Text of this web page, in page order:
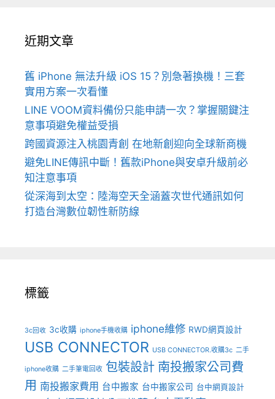
近期文章
舊 iPhone 無法升級 iOS 15？別急著換機！三套
實用方案一次看懂
LINE VOOM資料備份只能申請一次？掌握關鍵注
意事項避免權益受損
跨國資源注入桃園青創 在地新創迎向全球新商機
避免LINE傳訊中斷！舊款iPhone與安卓升級前必
知注意事項
從深海到太空：陸海空天全涵蓋次世代通訊如何
打造台灣數位韌性新防線
標籤
3c回收 3c收購 iphone手機收購 iphone維修 RWD網頁設計
USB CONNECTOR USB CONNECTOR.收購3c 二手
iphone收購 二手筆電回收 包裝設計 南投搬家公司費
用 南投搬家費用 台中搬家 台中搬家公司 台中網頁設計